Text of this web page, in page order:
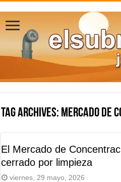
Tag Archives: Mercado de
El Mercado de
cerrado por limpieza
viernes, 29 mayo, 2026